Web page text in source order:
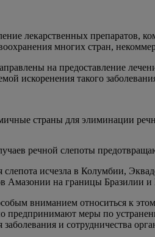
лекарственных препаратов,
многих стран,
на предоставление
искоренения такого
страны для элиминации
речной слепоты
исчезла в Колумбии,
Амазонии на границы Бразилии
вниманием относиться к
предпринимают меры по
и сотрудничества